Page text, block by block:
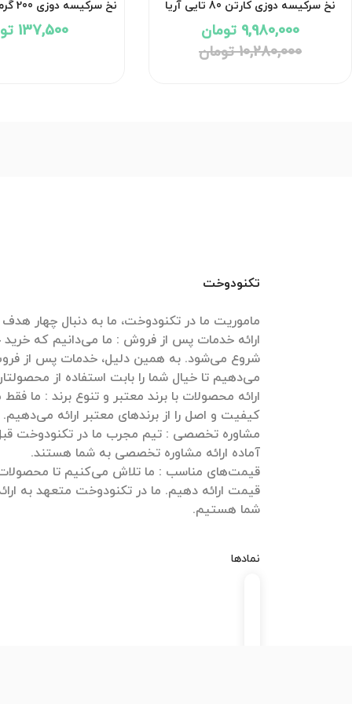
نخ سرکیسه دوزی کارتن 80 تایی آریا
اطمینان
9,980,000 تومان
10,280,000 تومان
نخ سرکیسه دوزی 200 گرمی آریا اطمینان
137,500 تومان
تکنودوخت
ارائه خدمات پس از فروش : ما می‌دانیم که
شروع می‌شود. به همین دلیل، خدمات پس از
ارائه محصولات با برند معتبر و تنوع برند : ما
مشاوره تخصصی : تیم مجرب ما در تکنودوخت قبل
قیمت‌های مناسب : ما تلاش می‌کنیم تا محصولات
قیمت ارائه دهیم. ما در تکنودوخت متعهد به
شما هستیم.
نمادها